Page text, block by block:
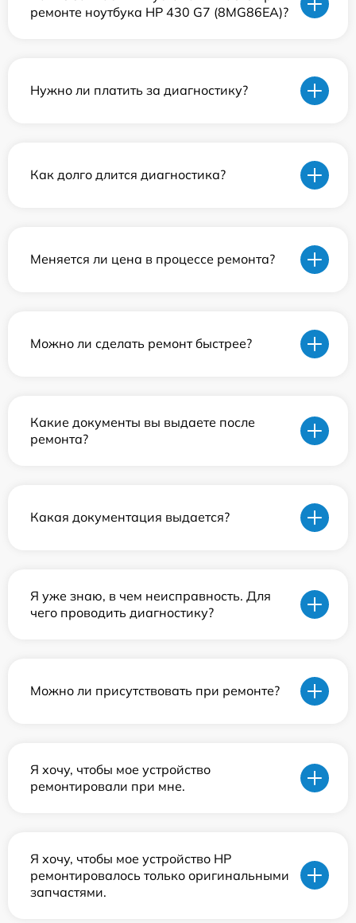
ремонте ноутбука HP 430 G7 (8MG86EA)?
Нужно ли платить за диагностику?
Как долго длится диагностика?
Меняется ли цена в процессе ремонта?
Можно ли сделать ремонт быстрее?
Какие документы вы выдаете после
ремонта?
Какая документация выдается?
Я уже знаю, в чем неисправность. Для
чего проводить диагностику?
Можно ли присутствовать при ремонте?
Я хочу, чтобы мое устройство
ремонтировали при мне.
Я хочу, чтобы мое устройство HP
ремонтировалось только оригинальными
запчастями.